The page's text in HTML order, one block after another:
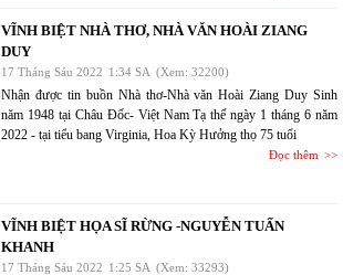
VĨNH BIỆT NHÀ THƠ, NHÀ VĂN HOÀI ZIANG
DUY
17 Tháng Sáu 2022 1:34 SA (Xem: 32200)
Nhận được tin buồn Nhà thơ-Nhà văn Hoài Ziang Duy Sinh
năm 1948 tại Châu Đốc- Việt Nam Tạ thế ngày 1 tháng 6 năm
2022 - tại tiểu bang Virginia, Hoa Kỳ Hưởng thọ 75 tuổi
Đọc thêm
VĨNH BIỆT HỌA SĨ RỪNG -NGUYỄN TUẤN
KHANH
17 Tháng Sáu 2022 1:25 SA (Xem: 33293)